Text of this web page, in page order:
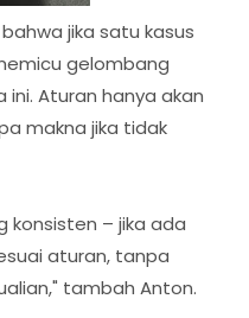
jika satu kasus
gelombang
Aturan hanya akan
makna jika tidak
konsisten – jika ada
aturan, tanpa
tambah Anton.